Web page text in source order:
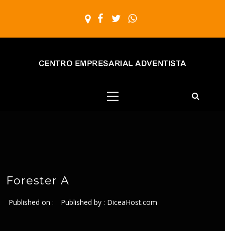
Centro
Empresarial
Adventista
Menu
Forester A
Published on : Published by : DiceaHost.com